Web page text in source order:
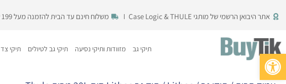
פתח סרגל נגישות
לתוכןאתר היבואן הרשמי של מותגי Case Logic & THULE משלוח חינם עד הבית להזמנה מעל 199 ש"ח
תיקי גב מזוודות ותיקי נסיעה תיקי גב לטיולים תיקי צד